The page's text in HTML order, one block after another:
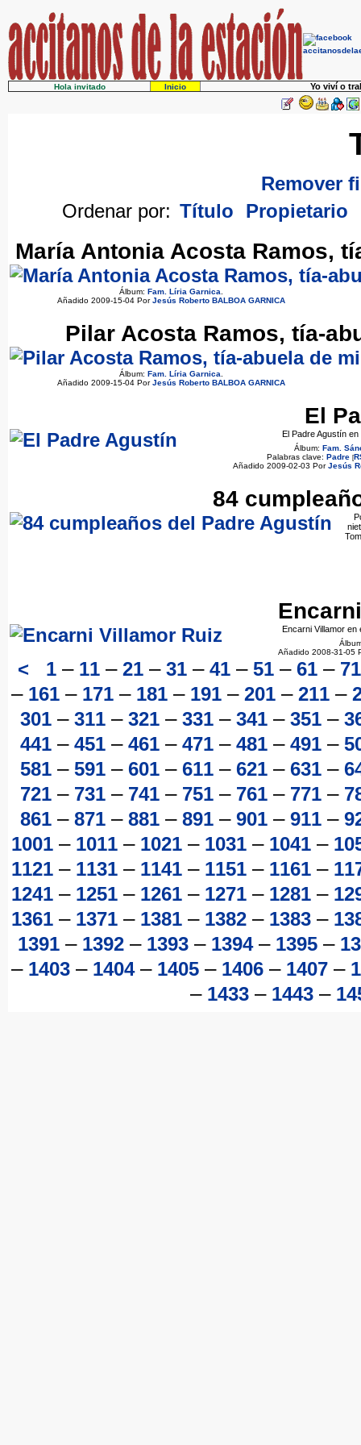
Hola invitado Inicio Yo viví o
Remover
Ordenar por: Título Propietario
María Antonia Acosta Ramos,
Álbum: Fam. Líria Garnica
Añadido 2009-15-04 PorJesús Roberto BALBOA GARNICA
Pilar Acosta Ramos, tía-
Álbum: Fam. Líria Garnica
Añadido 2009-15-04 PorJesús Roberto BALBOA GARNICA
El
El Padre Agustín en
Álbum: Fam.
Palabras clave: Padre [
Añadido 2009-02-03 PorJesús
84
Encarni Villamor en
Añadido 2008-31-05
< 1 – 11 – 21 – 31 – 41 – 51 – 61 – 71
– 161 – 171 – 181 – 191 – 201 – 211 –
301– 311– 321– 331– 341– 351–
441– 451– 461– 471– 481– 491–
581– 591– 601– 611– 621– 631–
721– 731– 741– 751– 761– 771–
861– 871– 881– 891– 901– 911–
1001– 1011– 1021– 1031– 1041–
1121– 1131– 1141– 1151– 1161–
1241– 1251– 1261– 1271– 1281–
1361– 1371– 1381– 1382– 1383–
1391 – 1392 – 1393 – 1394– 1395 –
– 1403– 1404– 1405– 1406– 1407–
– 1433 – 1443 –